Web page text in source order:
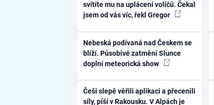
svítíte mu na uplácení voličů. Čekal
jsem od vás víc, řekl Gregor
Nebeská podívaná nad Českem se
blíží. Působivé zatmění Slunce
doplní meteorická show
Češi slepě věřili aplikaci a přecenili
síly, píší v Rakousku. V Alpách je